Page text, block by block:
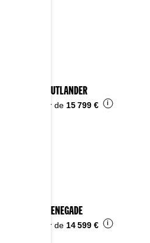
2024 OUTLANDER
À partir de 15 799 € i
2024 RENEGADE
À partir de 14 599 € i